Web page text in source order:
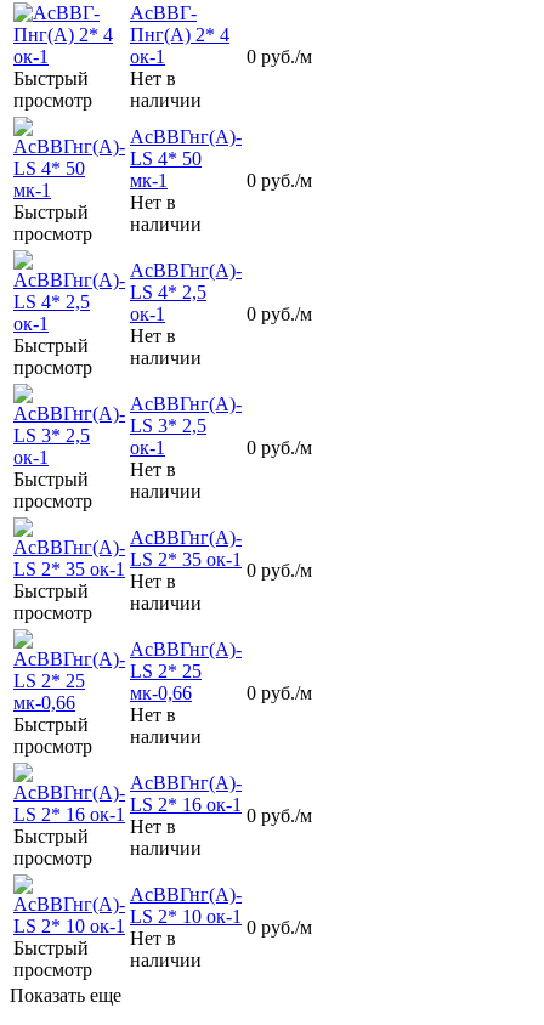
Быстрый
просмотр
АсВВГ-
Пнг(А) 2* 4
ок-1
Нет в
наличии
0 руб./м
Быстрый
просмотр
АсВВГнг(А)-
LS 4* 50
мк-1
Нет в
наличии
0 руб./м
Быстрый
просмотр
АсВВГнг(А)-
LS 4* 2,5
ок-1
Нет в
наличии
0 руб./м
Быстрый
просмотр
АсВВГнг(А)-
LS 3* 2,5
ок-1
Нет в
наличии
0 руб./м
Быстрый
просмотр
АсВВГнг(А)-
LS 2* 35 ок-1
Нет в
наличии
0 руб./м
Быстрый
просмотр
АсВВГнг(А)-
LS 2* 25
мк-0,66
Нет в
наличии
0 руб./м
Быстрый
просмотр
АсВВГнг(А)-
LS 2* 16 ок-1
Нет в
наличии
0 руб./м
Быстрый
просмотр
АсВВГнг(А)-
LS 2* 10 ок-1
Нет в
наличии
0 руб./м
Показать еще